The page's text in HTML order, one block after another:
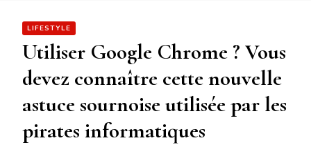
LIFESTYLE
Utiliser Google Chrome ? Vous
devez connaître cette nouvelle
astuce sournoise utilisée par les
pirates informatiques